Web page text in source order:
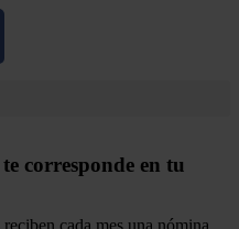
corresponde en tu
cada mes una nómina